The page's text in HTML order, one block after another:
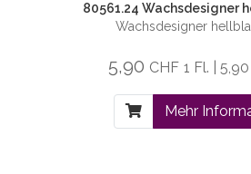
80561.24 Wachsdesigner
Wachsdesigner
5,90 CHF 1 Fl. | 5,90
Mehr